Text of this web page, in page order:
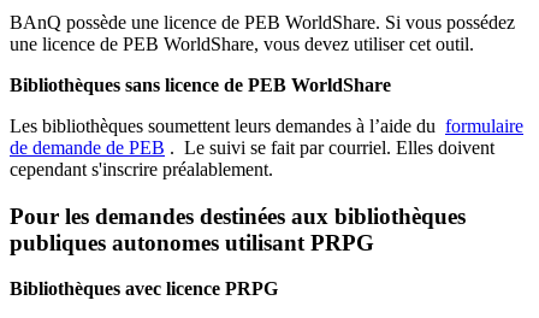
BAnQ possède une licence de PEB WorldShare. Si vous possédez
une licence de PEB WorldShare, vous devez utiliser cet outil.
Bibliothèques sans licence de PEB WorldShare
Les bibliothèques soumettent leurs demandes à l’aide du formulaire
de demande de PEB . Le suivi se fait par courriel. Elles doivent
cependant s'inscrire préalablement.
Pour les demandes destinées aux bibliothèques
publiques autonomes utilisant PRPG
Bibliothèques avec licence PRPG